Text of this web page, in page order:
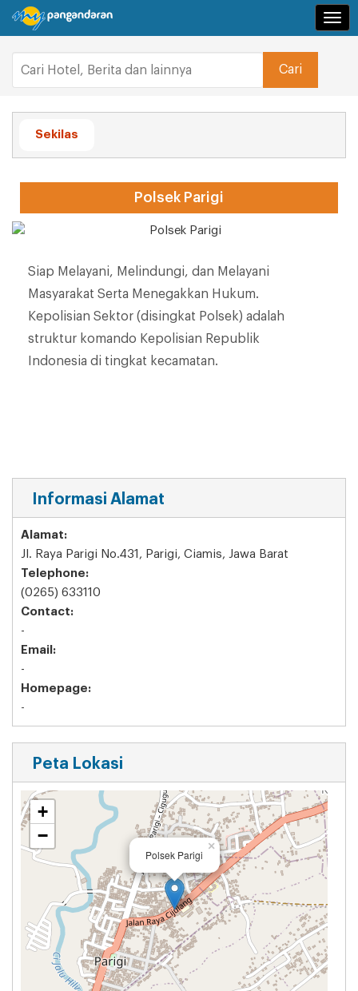
Sekilas
Polsek Parigi
Siap Melayani, Melindungi, dan Melayani
Masyarakat Serta Menegakkan Hukum.
Kepolisian Sektor (disingkat Polsek) adalah
struktur komando Kepolisian Republik
Indonesia di tingkat kecamatan.
Informasi Alamat
Alamat:
Jl. Raya Parigi No.431, Parigi, Ciamis, Jawa Barat
Telephone:
(0265) 633110
Contact:
-
Email:
-
Homepage:
-
Peta Lokasi
Polsek Parigi
×
+
−